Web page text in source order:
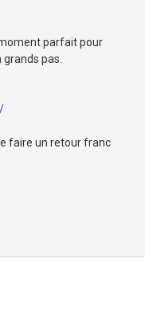
parfait pour
pas.
faire un retour franc